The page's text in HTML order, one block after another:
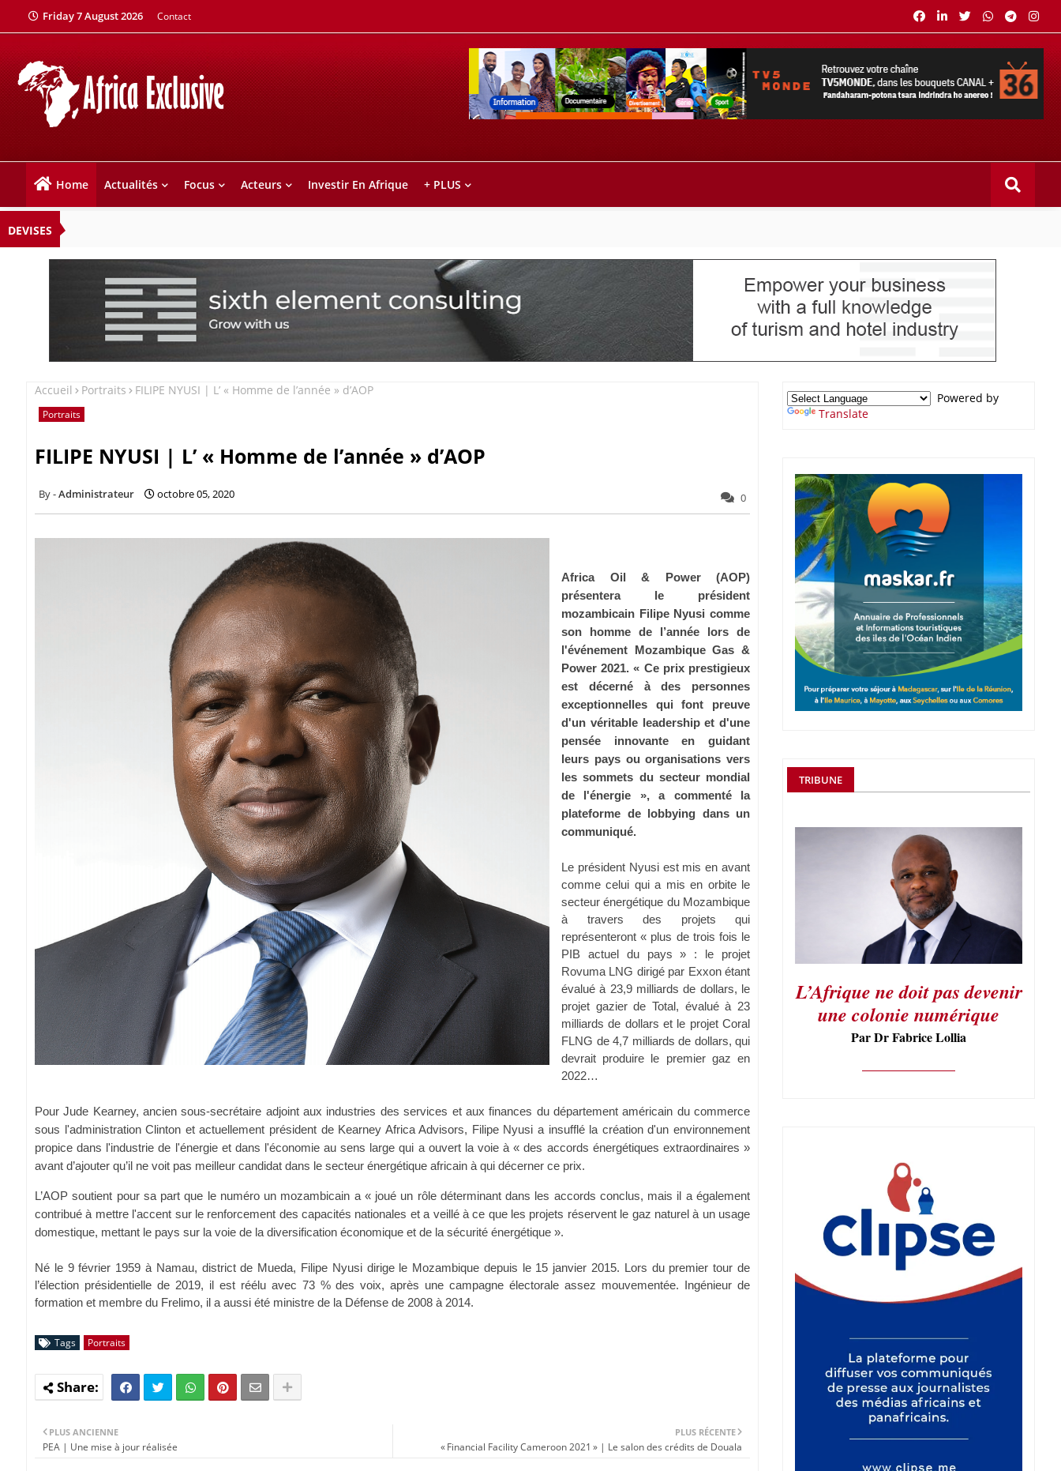
Friday 7 August 2026 Contact
Home Actualités Focus Acteurs Investir En Afrique + PLUS
DEVISES
Accueil Portraits FILIPE NYUSI | L’ « Homme de l’année » d’AOP
Portraits
FILIPE NYUSI | L’ « Homme de l’année » d’AOP
Administrateur octobre 05, 2020 0
Africa Oil & Power (AOP)
présentera le président
mozambicain Filipe Nyusi comme
son homme de l’année lors de
l'événement Mozambique Gas &
Power 2021.« Ce prix prestigieux
est décerné à des personnes
exceptionnelles qui font preuve
d'un véritable leadership et d'une
pensée innovante en guidant
leurs pays ou organisations vers
les sommets du secteur mondial
de l'énergie », a commenté la
plateforme de lobbying dans un
communiqué.
Le président Nyusi est mis en avant
comme celui qui a mis en orbite le
secteur énergétique du Mozambique
à travers des projets qui
représenteront « plus de trois fois le
PIB actuel du pays » : le projet
Rovuma LNG dirigé par Exxon étant
évalué à 23,9 milliards de dollars, le
projet gazier de Total, évalué à 23
milliards de dollars et le projet Coral
FLNG de 4,7 milliards de dollars, qui
devrait produire le premier gaz en
2022…
Pour Jude Kearney, ancien sous-secrétaire adjoint aux industries des services et aux finances du département américain du commerce
sous l'administration Clinton et actuellement président de Kearney Africa Advisors, Filipe Nyusi a insufflé la création d'un environnement
propice dans l'industrie de l'énergie et dans l'économie au sens large qui a ouvert la voie à « des accords énergétiques extraordinaires »
avant d’ajouter qu’il ne voit pas meilleur candidat dans le secteur énergétique africain à qui décerner ce prix.
L’AOP soutient pour sa part que le numéro un mozambicain a « joué un rôle déterminant dans les accords conclus, mais il a également
contribué à mettre l'accent sur le renforcement des capacités nationales et a veillé à ce que les projets réservent le gaz naturel à un usage
domestique, mettant le pays sur la voie de la diversification économique et de la sécurité énergétique ».
Né le 9 février 1959 à Namau, district de Mueda, Filipe Nyusi dirige le Mozambique depuis le 15 janvier 2015. Lors du premier tour de
l’élection présidentielle de 2019, il est réélu avec 73 % des voix, après une campagne électorale assez mouvementée. Ingénieur de
formation et membre du Frelimo, il a aussi été ministre de la Défense de 2008 à 2014.
Tags Portraits
PLUS RÉCENTE
« Financial Facility Cameroon 2021 » | Le salon des crédits de Douala
PLUS ANCIENNE
PEA | Une mise à jour réalisée
Powered by
Translate
TRIBUNE
L’Afrique ne doit pas devenir
une colonie numérique
Par Dr Fabrice Lollia